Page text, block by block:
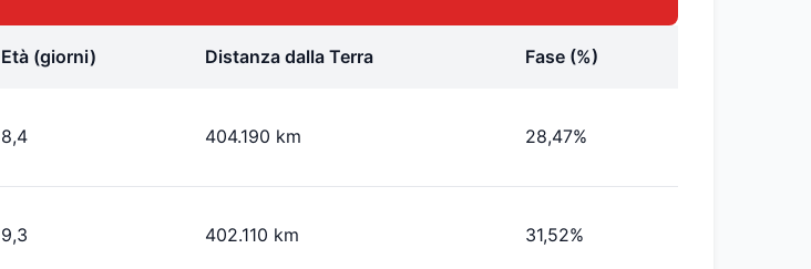
Età (giorni) Distanza dalla Terra Fase (%)
8,4 404.190 km 28,47%
9,3 402.110 km 31,52%